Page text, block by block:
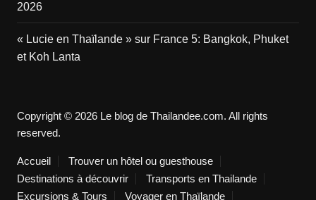
2026
« Lucie en Thaïlande » sur France 5: Bangkok, Phuket
et Koh Lanta
Copyright © 2026 Le blog de Thailandee.com. All rights
reserved.
Accueil
Trouver un hôtel ou guesthouse
Destinations à découvrir
Transports en Thailande
Excursions & Tours
Voyager en Thaïlande